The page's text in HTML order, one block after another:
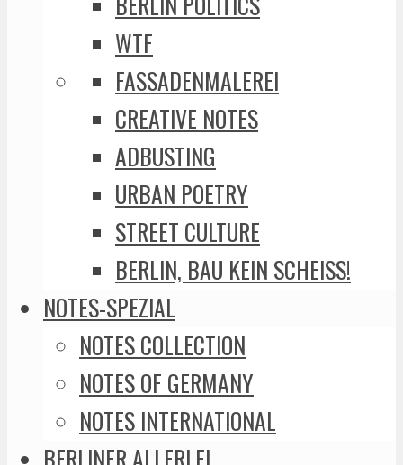
WTF
FASSADENMALEREI
CREATIVE NOTES
ADBUSTING
URBAN POETRY
STREET CULTURE
BERLIN, BAU KEIN SCHEISS!
NOTES-SPEZIAL
NOTES COLLECTION
NOTES OF GERMANY
NOTES INTERNATIONAL
BERLINER ALLERLEI